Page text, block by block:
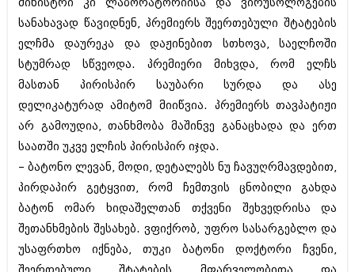
სანახავად წავიდნენ, პრემიერს შეერთებული შტატების
ელჩმა დაურეკა და დაჟინებით სთხოვა, საელჩოში
სტუმრად სწვეოდა. პრემიერი მიხვდა, რომ ელჩს
მასთან პირისპირ საუბარი სურდა და ასე
დელიკატურად ამიტომ მიიწვია. პრემიერს თავპატიჟი
არ გამოუდია, თანხმობა მაშინვე განაცხადა და ერთ
საათში უკვე ელჩის პირისპირ იჯდა.
– ბატონო ლევან, მოდი, დეტალებს ნუ ჩავუღრმავდებით,
პირდაპირ გეტყვით, რომ ჩემთვის ცნობილი გახდა
ბატონ ომარ ხიდაშელთან თქვენი შეხვედრისა და
შეთანხმების შესახებ. ვფიქრობ, უფრო სასარგებლო და
უსაფრთხო იქნება, თუკი ბატონი დოქტორი ჩვენი,